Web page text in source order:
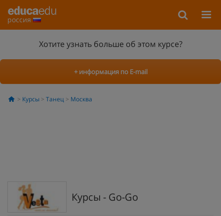
россия
Хотите узнать больше об этом курсе?
+ информация по E-mail
Курсы Танец Москва
Курсы - Go-Go